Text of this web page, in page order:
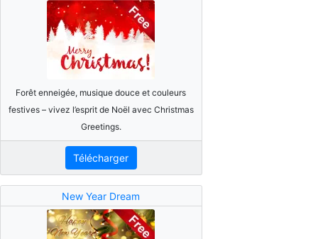
Forêt enneigée, musique douce et couleurs
festives – vivez l’esprit de Noël avec Christmas
Greetings.
Télécharger
New Year Dream